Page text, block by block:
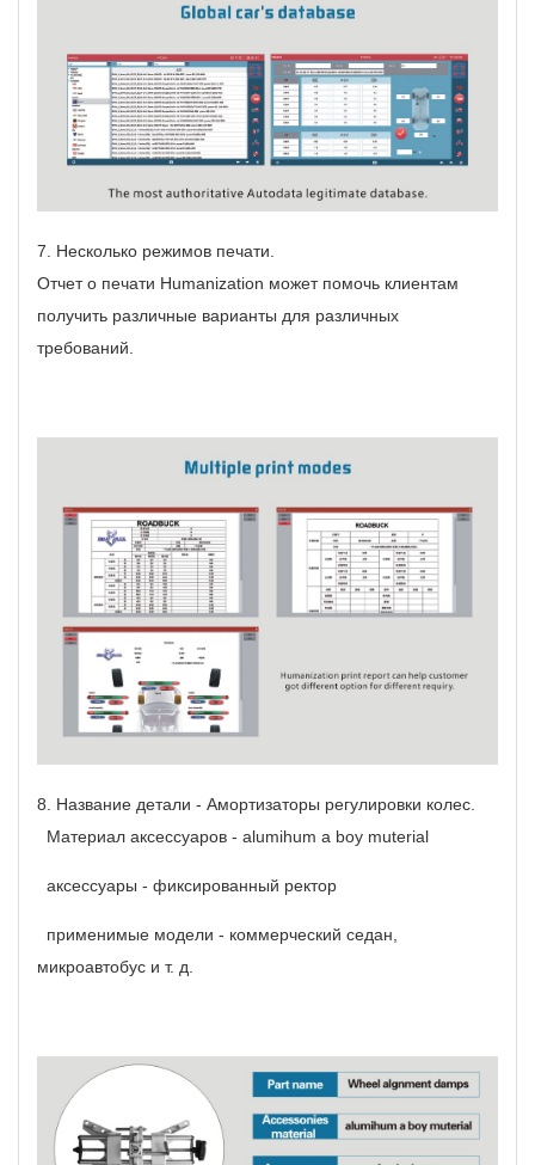
7. Несколько режимов печати.
Отчет о печати Humanization может помочь клиентам
получить различные варианты для различных
требований.
8. Название детали - Амортизаторы регулировки колес.
Материал аксессуаров - alumihum a boy muterial
аксессуары - фиксированный ректор
применимые модели - коммерческий седан,
микроавтобус и т. д.